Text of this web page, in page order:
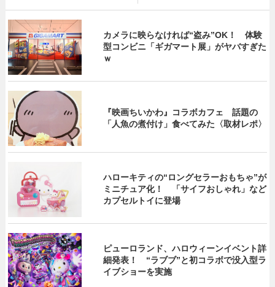
カメラに映らなければ“盗み”OK！ 体験
型コンビニ「ギガマート展」がヤバすぎた
ｗ
『映画ちいかわ』コラボカフェ 話題の
「人魚の煮付け」食べてみた〈取材レポ〉
ハローキティの“ロングセラーおもちゃ”が
ミニチュア化！ 「サイフおしゃれ」など
カプセルトイに登場
ピューロランド、ハロウィーンイベント詳
細発表！ “ラブブ”と初コラボで没入型ラ
イブショーを実施